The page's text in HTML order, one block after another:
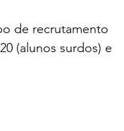
de recrutamento
(alunos surdos) e